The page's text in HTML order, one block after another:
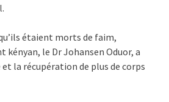
étaient morts de faim,
kényan, le Dr Johansen Oduor, a
la récupération de plus de corps